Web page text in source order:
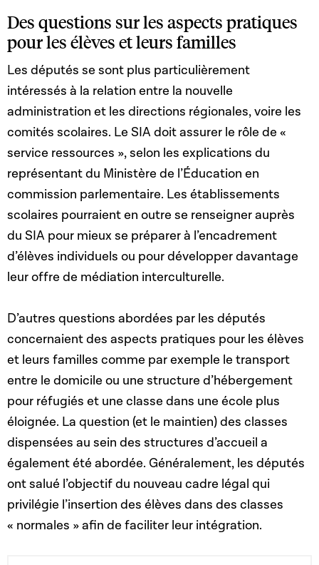
Des questions sur les aspects pratiques
pour les élèves et leurs familles
Les députés se sont plus particulièrement
intéressés à la relation entre la nouvelle
administration et les directions régionales, voire les
comités scolaires. Le SIA doit assurer le rôle de «
service ressources », selon les explications du
représentant du Ministère de l’Éducation en
commission parlementaire. Les établissements
scolaires pourraient en outre se renseigner auprès
du SIA pour mieux se préparer à l’encadrement
d’élèves individuels ou pour développer davantage
leur offre de médiation interculturelle.
D’autres questions abordées par les députés
concernaient des aspects pratiques pour les élèves
et leurs familles comme par exemple le transport
entre le domicile ou une structure d’hébergement
pour réfugiés et une classe dans une école plus
éloignée. La question (et le maintien) des classes
dispensées au sein des structures d’accueil a
également été abordée. Généralement, les députés
ont salué l’objectif du nouveau cadre légal qui
privilégie l’insertion des élèves dans des classes
« normales » afin de faciliter leur intégration.